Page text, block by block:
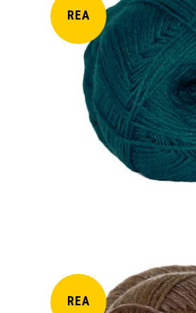
REA
REA